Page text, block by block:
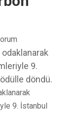
9.
döndü.
9. İstanbul